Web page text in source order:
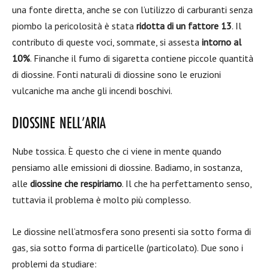
una fonte diretta, anche se con l’utilizzo di carburanti senza
piombo la pericolosità è stata ridotta di un fattore 13. Il
contributo di queste voci, sommate, si assesta intorno al
10%. Finanche il fumo di sigaretta contiene piccole quantità
di diossine. Fonti naturali di diossine sono le eruzioni
vulcaniche ma anche gli incendi boschivi.
DIOSSINE NELL’ARIA
Nube tossica. È questo che ci viene in mente quando
pensiamo alle emissioni di diossine. Badiamo, in sostanza,
alle diossine che respiriamo. Il che ha perfettamento senso,
tuttavia il problema è molto più complesso.
Le diossine nell’atmosfera sono presenti sia sotto forma di
gas, sia sotto forma di particelle (particolato). Due sono i
problemi da studiare: